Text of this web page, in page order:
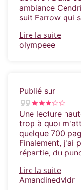
ambiance
suit Farrow qui
Lire la suite
olympeee
Publié sur
Une lecture
trop à quoi
quelque 700
Finalement, j'ai
répartie, du
Lire la suite
Amandinedvldr